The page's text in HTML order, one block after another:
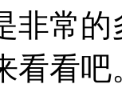
非常
看看吧